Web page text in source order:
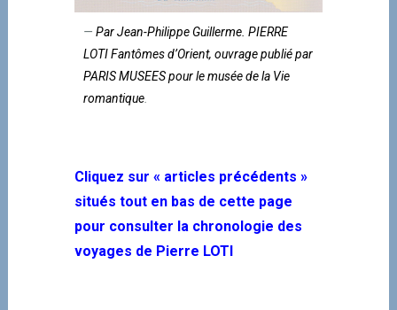
Par Jean-Philippe Guillerme. PIERRE
LOTI Fantômes d’Orient, ouvrage publié par
PARIS MUSEES pour le musée de la Vie
romantique.
Cliquez sur « articles précédents »
situés tout en bas de cette page
pour consulter la chronologie des
voyages de Pierre LOTI